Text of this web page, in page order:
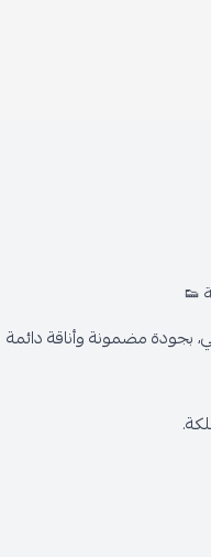
مضمونة وأناقة دائمة